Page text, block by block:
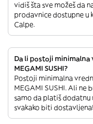
vidiš šta sve možeš da
prodavnice dostupne u
Calpe.
Da li postoji
MEGAMI SUSHI?
Postoji minimalna
MEGAMI SUSHI. Ali ne
samo da platiš dodatnu
svakako biti dostavljena!